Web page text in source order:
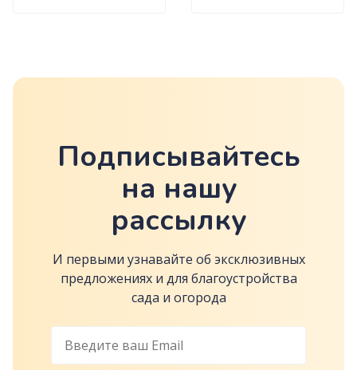
Подписывайтесь
на нашу
рассылку
И первыми узнавайте об эксклюзивных
предложениях и для благоустройства
сада и огорода